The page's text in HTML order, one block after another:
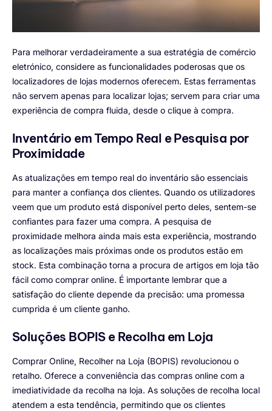
Para melhorar verdadeiramente a sua estratégia de comércio
eletrónico, considere as funcionalidades poderosas que os
localizadores de lojas modernos oferecem. Estas ferramentas
não servem apenas para localizar lojas; servem para criar uma
experiência de compra fluida, desde o clique à compra.
Inventário em Tempo Real e Pesquisa por
Proximidade
As atualizações em tempo real do inventário são essenciais
para manter a confiança dos clientes. Quando os utilizadores
veem que um produto está disponível perto deles, sentem-se
confiantes para fazer uma compra. A pesquisa de
proximidade melhora ainda mais esta experiência, mostrando
as localizações mais próximas onde os produtos estão em
stock. Esta combinação torna a procura de artigos em loja tão
fácil como comprar online. É importante lembrar que a
satisfação do cliente depende da precisão: uma promessa
cumprida é um cliente ganho.
Soluções BOPIS e Recolha em Loja
Comprar Online, Recolher na Loja (BOPIS) revolucionou o
retalho. Oferece a conveniência das compras online com a
imediatividade da recolha na loja. As soluções de recolha local
atendem a esta tendência, permitindo que os clientes